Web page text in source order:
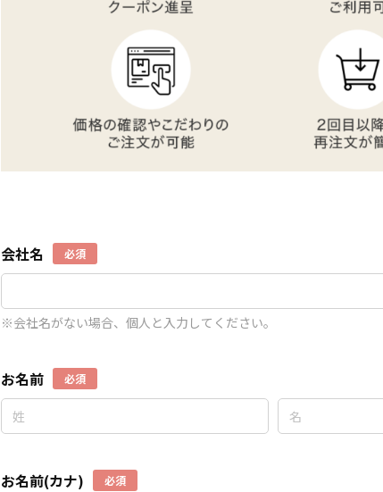
会社名 必須
※会社名がない場合、個人と入力してください。
お名前 必須
お名前(カナ) 必須